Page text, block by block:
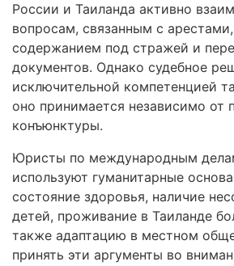
России и Таиланда активно
вопросам, связанным с
содержанием под стражей и
документов. Однако судебное
исключительной компетенцией
оно принимается независимо от
конъюнктуры.
Юристы по международным
используют гуманитарные
состояние здоровья, наличие
детей, проживание в Таиланде
также адаптацию в местном
принять эти аргументы во